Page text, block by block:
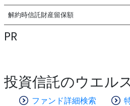
解約時信託財産留保額
PR
投資信託のウエル
ファンド詳細検索